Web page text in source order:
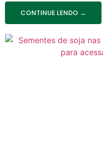
CONTINUE LENDO →